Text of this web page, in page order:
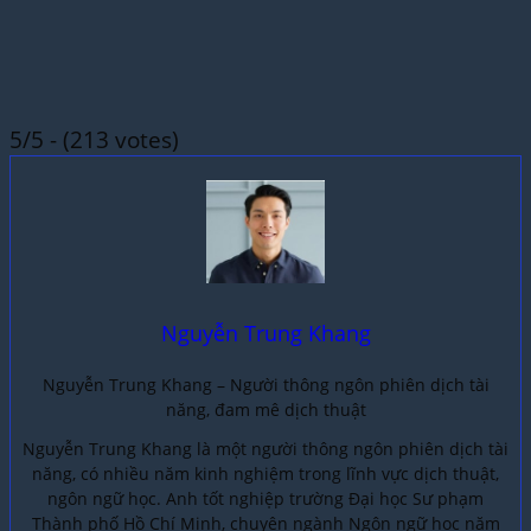
5/5 - (213 votes)
Nguyễn Trung Khang
Nguyễn Trung Khang – Người thông ngôn phiên dịch tài
năng, đam mê dịch thuật
Nguyễn Trung Khang là một người thông ngôn phiên dịch tài
năng, có nhiều năm kinh nghiệm trong lĩnh vực dịch thuật,
ngôn ngữ học. Anh tốt nghiệp trường Đại học Sư phạm
Thành phố Hồ Chí Minh, chuyên ngành Ngôn ngữ học năm